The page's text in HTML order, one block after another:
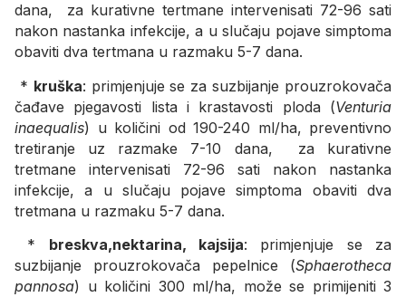
dana, za kurativne tertmane intervenisati 72-96 sati
nakon nastanka infekcije, a u slučaju pojave simptoma
obaviti dva tertmana u razmaku 5-7 dana.
* kruška: primjenjuje se za suzbijanje prouzrokovača
čađave pjegavosti lista i krastavosti ploda (Venturia
inaequalis) u količini od 190-240 ml/ha, preventivno
tretiranje uz razmake 7-10 dana, za kurativne
tretmane intervenisati 72-96 sati nakon nastanka
infekcije, a u slučaju pojave simptoma obaviti dva
tretmana u razmaku 5-7 dana.
* breskva,nektarina, kajsija: primjenjuje se za
suzbijanje prouzrokovača pepelnice (Sphaerotheca
pannosa) u količini 300 ml/ha, može se primijeniti 3